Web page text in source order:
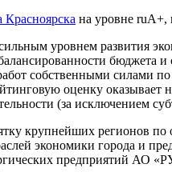
Красноярска на уровне ruА+,
уровнем развития
бюджета
собственными силами по
оценку
(за исключением
крупнейших регионов
экономики города и
предприятий